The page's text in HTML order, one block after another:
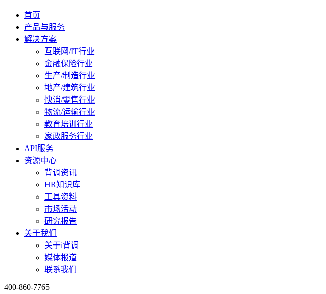
首页
产品与服务
解决方案
互联网/IT行业
金融保险行业
生产/制造行业
地产/建筑行业
快消/零售行业
物流/运输行业
教育培训行业
家政服务行业
API服务
资源中心
背调资讯
HR知识库
工具资料
市场活动
研究报告
关于我们
关于i背调
媒体报道
联系我们
400-860-7765